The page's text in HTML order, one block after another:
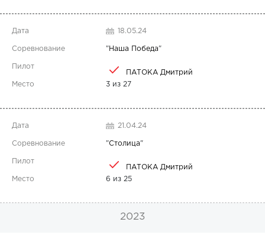
18.05.24
"Наша Победа"
ПАТОКА Дмитрий
3 из 27
21.04.24
"Столица"
ПАТОКА Дмитрий
6 из 25
2023